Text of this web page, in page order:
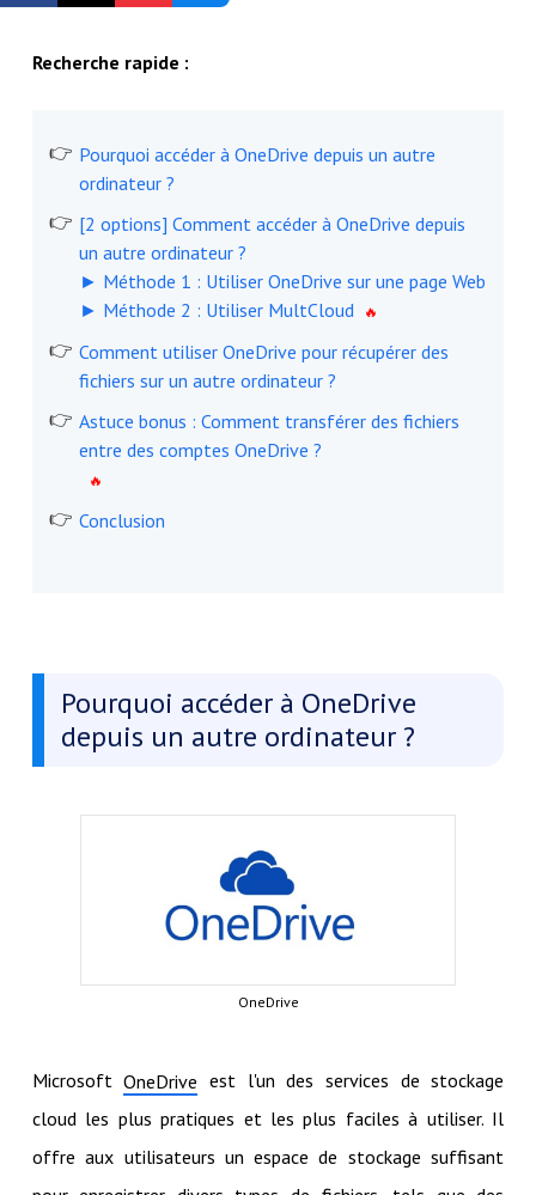
Recherche rapide :
Pourquoi accéder à OneDrive depuis un autre
ordinateur ?
[2 options] Comment accéder à OneDrive depuis
un autre ordinateur ?
► Méthode 1 : Utiliser OneDrive sur une page Web
► Méthode 2 : Utiliser MultCloud
Comment utiliser OneDrive pour récupérer des
fichiers sur un autre ordinateur ?
Astuce bonus : Comment transférer des fichiers
entre des comptes OneDrive ?
Conclusion
Pourquoi accéder à OneDrive
depuis un autre ordinateur ?
OneDrive
MicrosoftOneDrive est l'un des services de stockage
cloud les plus pratiques et les plus faciles à utiliser. Il
offre aux utilisateurs un espace de stockage suffisant